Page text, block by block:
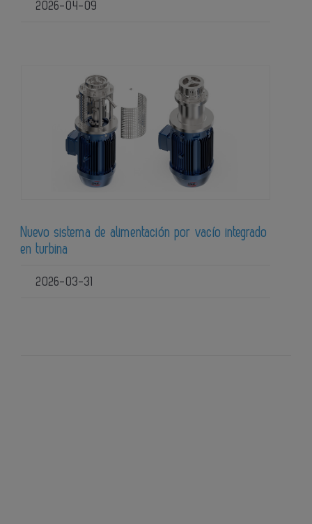
2026-04-09
Nuevo sistema de alimentación por vacío integrado
en turbina
2026-03-31